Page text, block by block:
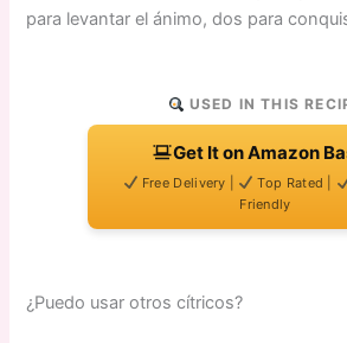
para levantar el ánimo, dos para
USED IN THIS
Get It on Amazon
Free Delivery | Top Rated |
Friendly
¿Puedo usar otros cítricos?